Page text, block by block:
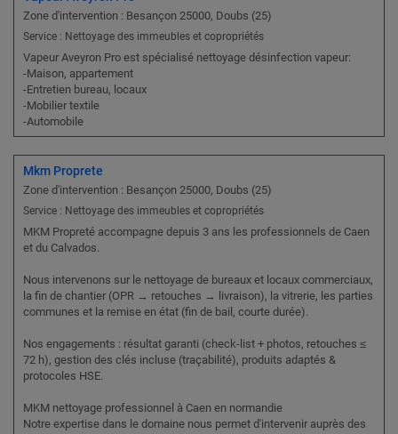
Zone d'intervention : Besançon 25000, Doubs (25)
Service : Nettoyage des immeubles et copropriétés
Vapeur Aveyron Pro est spécialisé nettoyage désinfection vapeur:
-Maison, appartement
-Entretien bureau, locaux
-Mobilier textile
-Automobile
Mkm Proprete
Zone d'intervention : Besançon 25000, Doubs (25)
Service : Nettoyage des immeubles et copropriétés
MKM Propreté accompagne depuis 3 ans les professionnels de Caen
et du Calvados.
Nous intervenons sur le nettoyage de bureaux et locaux commerciaux,
la fin de chantier (OPR → retouches → livraison), la vitrerie, les parties
communes et la remise en état (fin de bail, courte durée).
Nos engagements : résultat garanti (check-list + photos, retouches ≤
72 h), gestion des clés incluse (traçabilité), produits adaptés &
protocoles HSE.
MKM nettoyage professionnel à Caen en normandie
Notre expertise dans le domaine nous permet d'intervenir auprès des